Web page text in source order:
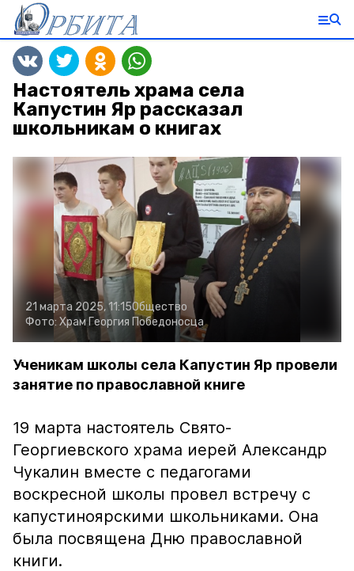
Настоятель храма села
Капустин Яр рассказал
школьникам о книгах
21 марта 2025, 11:15Общество
Фото: Храм Георгия Победоносца
Ученикам школы села Капустин Яр провели
занятие по православной книге
19 марта настоятель Свято-
Георгиевского храма иерей Александр
Чукалин вместе с педагогами
воскресной школы провел встречу с
капустиноярскими школьниками. Она
была посвящена Дню православной
книги.